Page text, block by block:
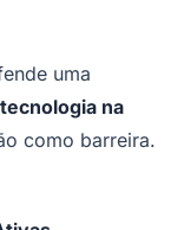
uma
tecnologia na
como barreira.